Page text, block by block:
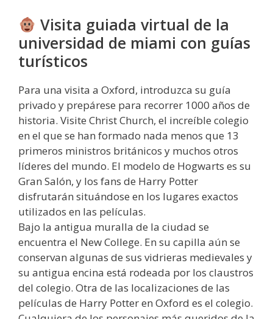
Visita guiada virtual de la
universidad de miami con guías
turísticos
Para una visita a Oxford, introduzca su guía
privado y prepárese para recorrer 1000 años de
historia. Visite Christ Church, el increíble colegio
en el que se han formado nada menos que 13
primeros ministros británicos y muchos otros
líderes del mundo. El modelo de Hogwarts es su
Gran Salón, y los fans de Harry Potter
disfrutarán situándose en los lugares exactos
utilizados en las películas.
Bajo la antigua muralla de la ciudad se
encuentra el New College. En su capilla aún se
conservan algunas de sus vidrieras medievales y
su antigua encina está rodeada por los claustros
del colegio. Otra de las localizaciones de las
películas de Harry Potter en Oxford es el colegio.